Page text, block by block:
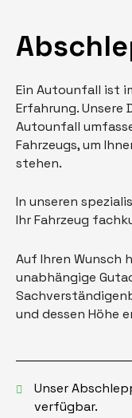
Ein Autounfall ist
Erfahrung. Unsere
Autounfall
Fahrzeugs, um
stehen.
In unseren
Ihr Fahrzeug
Auf Ihren Wunsch
unabhängige
und dessen Höhe
Unser
verfügbar.